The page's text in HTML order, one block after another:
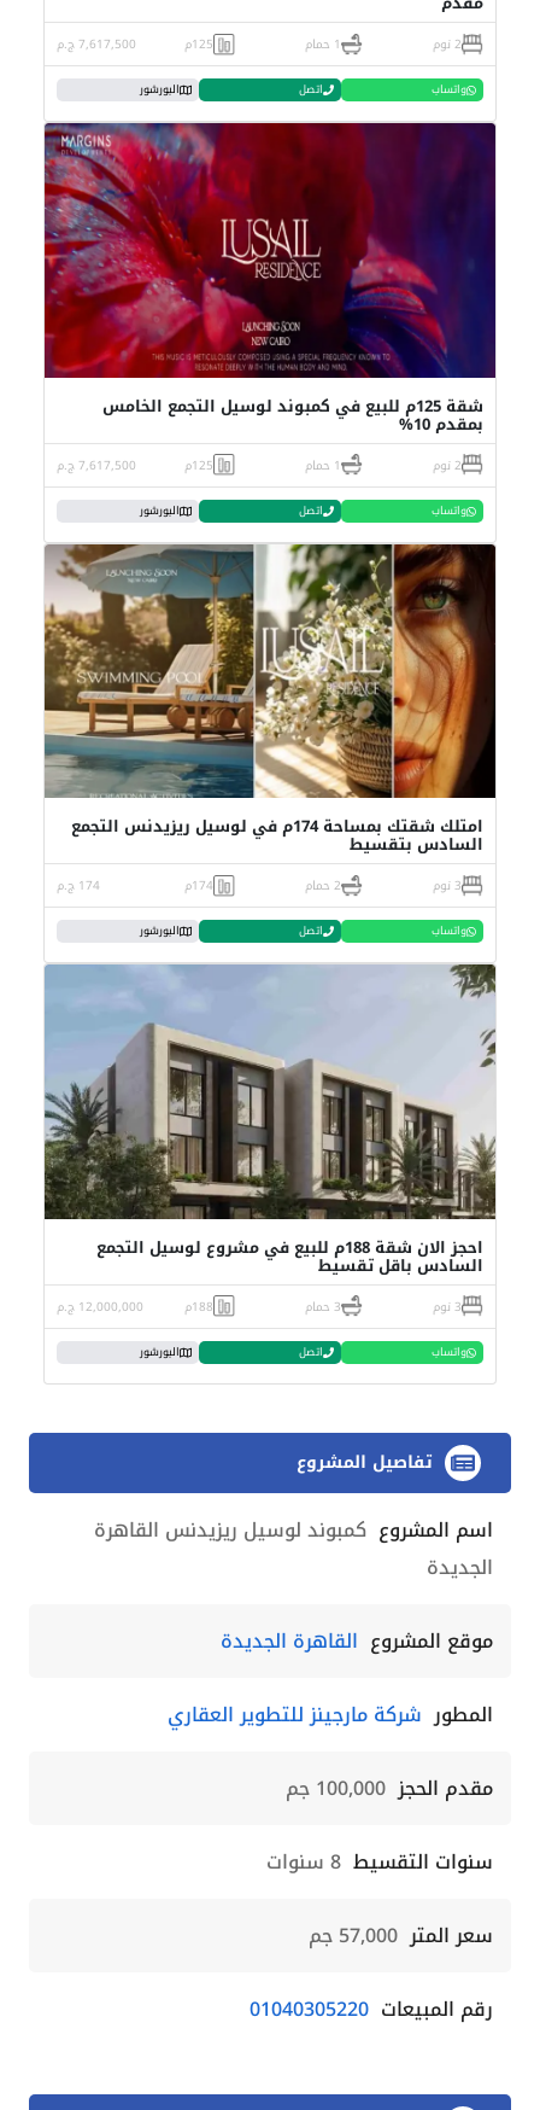
2 نوم 1 حمام 125م 7,617,500 ج.م
واتساب اتصل البورشور
شقة 125م للبيع في كمبوند لوسيل التجمع الخامس
بمقدم 10%
2 نوم 1 حمام 125م 7,617,500 ج.م
واتساب اتصل البورشور
امتلك شقتك بمساحة 174م في لوسيل ريزيدنس التجمع
السادس بتقسيط
3 نوم 2 حمام 174م 174 ج.م
واتساب اتصل البورشور
احجز الان شقة 188م للبيع في مشروع لوسيل التجمع
السادس باقل تقسيط
3 نوم 3 حمام 188م 12,000,000 ج.م
واتساب اتصل البورشور
تفاصيل المشروع
اسم المشروع كمبوند لوسيل ريزيدنس القاهرة
الجديدة
موقع المشروع القاهرة الجديدة
المطور شركة مارجينز للتطوير العقاري
مقدم الحجز 100,000 جم
سنوات التقسيط 8 سنوات
سعر المتر 57,000 جم
رقم المبيعات 01040305220